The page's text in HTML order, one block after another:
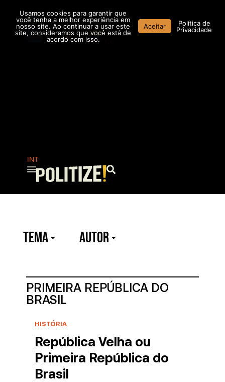
conteúdo
AR MX
INT
Pesquisar
TEMA Autor
PRIMEIRA REPÚBLICA DO
BRASIL
HISTÓRIA
República Velha ou
Primeira República do
Brasil
Usamos cookies para garantir que
você tenha a melhor experiência em
nosso site. Ao continuar a usar este
site, consideramos que você está de
acordo com isso.
Aceitar
Política de
Privacidade